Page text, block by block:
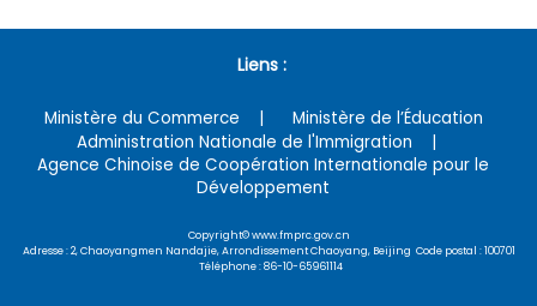
Liens :
Ministère du Commerce
Ministère de l’Éducation
Administration Nationale de l'Immigration
Agence Chinoise de Coopération Internationale pour le
Développement
Copyright© www.fmprc.gov.cn
Adresse : 2, Chaoyangmen Nandajie, Arrondissement Chaoyang, Beijing Code postal : 100701
Téléphone : 86-10-65961114